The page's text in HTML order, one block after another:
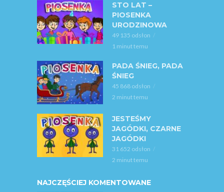
STO LAT –
PIOSENKA
URODZINOWA
49 135 odsłon
1 minut temu
PADA ŚNIEG, PADA
ŚNIEG
45 868 odsłon
2 minut temu
JESTEŚMY
JAGÓDKI, CZARNE
JAGÓDKI
31 652 odsłon
2 minut temu
NAJCZĘŚCIEJ KOMENTOWANE